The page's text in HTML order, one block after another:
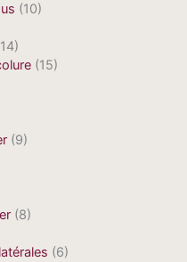
(10)
(15)
(9)
(8)
(6)